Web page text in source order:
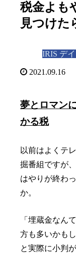
税金よも
見つけた
IRIS デ
2021.09.16
夢とロマン
かる税
以前はよくテ
掘番組ですが
はやりが終わ
か。
「埋蔵金なん
方も多いかも
と実際に小判